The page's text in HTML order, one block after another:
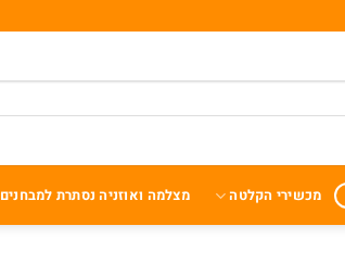
מכשירי הקלטה מצלמה ואוזניה נסתרת למבחנים